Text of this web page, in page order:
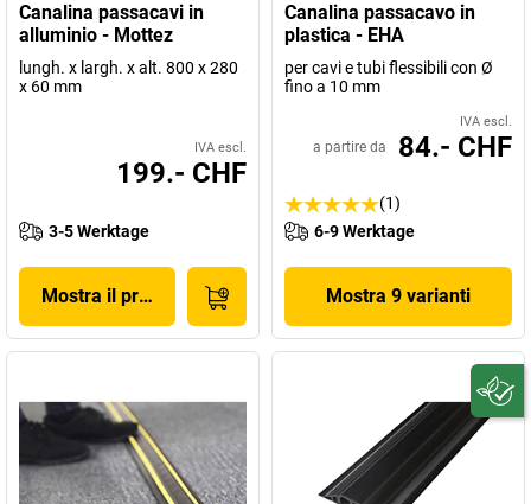
Canalina passacavi in
alluminio - Mottez
lungh. x largh. x alt. 800 x 280
x 60 mm
IVA escl.
199.- CHF
3-5 Werktage
Mostra il prodotto
Canalina passacavo in
plastica - EHA
per cavi e tubi flessibili con Ø
fino a 10 mm
IVA escl.
a partire da 84.- CHF
(1)
6-9 Werktage
Mostra 9 varianti